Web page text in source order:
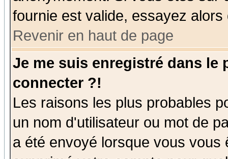
fournie est valide, essayez
Revenir en haut de page
Je me suis enregistré dans le
connecter ?!
Les raisons les plus probables
un nom d'utilisateur ou mot de
a été envoyé lorsque vous